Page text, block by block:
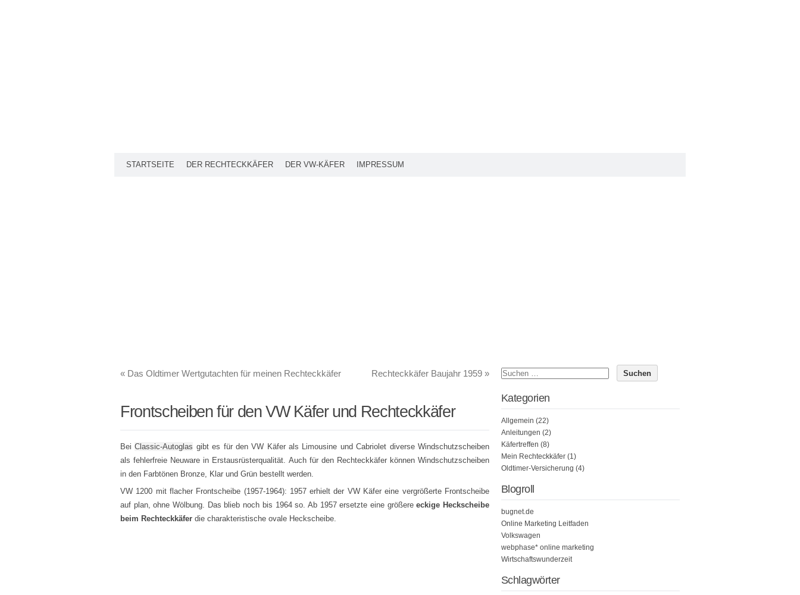
STARTSEITE DER RECHTECKKÄFER DER VW-KÄFER IMPRESSUM
« Das Oldtimer Wertgutachten für meinen Rechteckkäfer Rechteckkäfer Baujahr 1959 »
Frontscheiben für den VW Käfer und Rechteckkäfer
BeiClassic-Autoglas gibt es für den VW Käfer als Limousine und Cabriolet diverse Windschutzscheiben
als fehlerfreie Neuware in Erstausrüsterqualität. Auch für den Rechteckkäfer können Windschutzscheiben
in den Farbtönen Bronze, Klar und Grün bestellt werden.
VW 1200 mit flacher Frontscheibe (1957-1964): 1957 erhielt der VW Käfer eine vergrößerte Frontscheibe
auf plan, ohne Wölbung. Das blieb noch bis 1964 so. Ab 1957 ersetzte eine größereeckige Heckscheibe
beim Rechteckkäfer die charakteristische ovale Heckscheibe.
Kategorien
Allgemein (22)
Anleitungen (2)
Käfertreffen (8)
Mein Rechteckkäfer (1)
Oldtimer-Versicherung (4)
Blogroll
bugnet.de
Online Marketing Leitfaden
Volkswagen
webphase* online marketing
Wirtschaftswunderzeit
Schlagwörter